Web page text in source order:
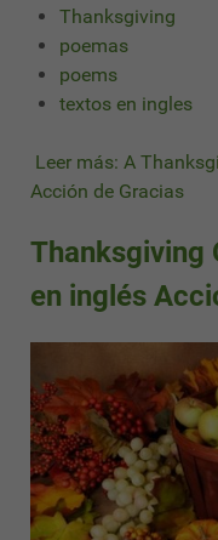
Thanksgiving
poemas
poems
textos en ingles
Leer más: A
Acción de Gracias
Thanksgiving
en inglés